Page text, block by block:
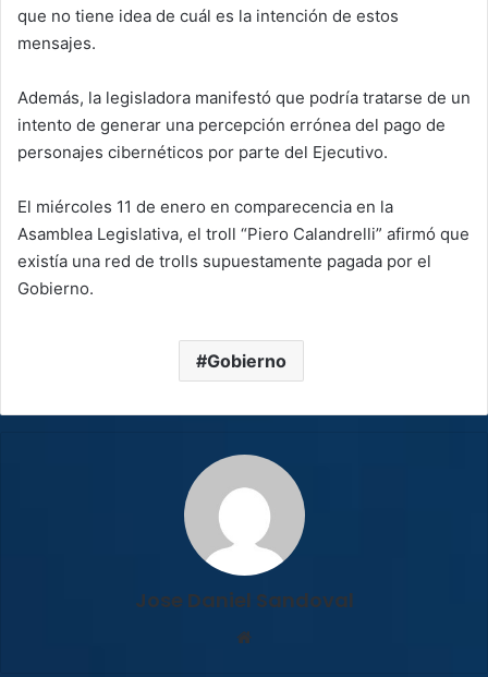
que no tiene idea de cuál es la intención de estos
mensajes.
Además, la legisladora manifestó que podría tratarse de un
intento de generar una percepción errónea del pago de
personajes cibernéticos por parte del Ejecutivo.
El miércoles 11 de enero en comparecencia en la
Asamblea Legislativa, el troll “Piero Calandrelli” afirmó que
existía una red de trolls supuestamente pagada por el
Gobierno.
Gobierno
Jose Daniel Sandoval